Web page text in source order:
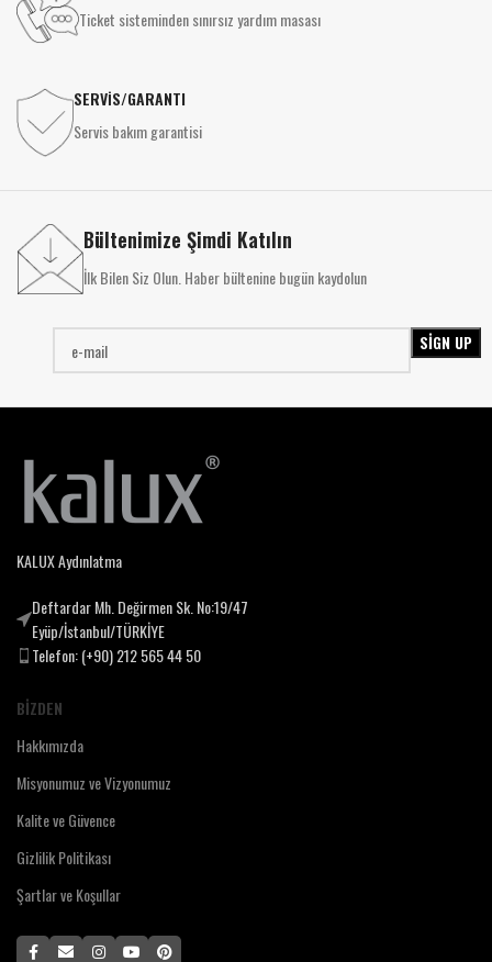
Ticket sisteminden sınırsız yardım masası
SERVİS/GARANTI
Servis bakım garantisi
Bültenimize Şimdi Katılın
İlk Bilen Siz Olun. Haber bültenine bugün kaydolun
KALUX Aydınlatma
Deftardar Mh. Değirmen Sk. No:19/47
Eyüp/İstanbul/TÜRKİYE
Telefon: (+90) 212 565 44 50
BIZDEN
Hakkımızda
Misyonumuz ve Vizyonumuz
Kalite ve Güvence
Gizlilik Politikası
Şartlar ve Koşullar